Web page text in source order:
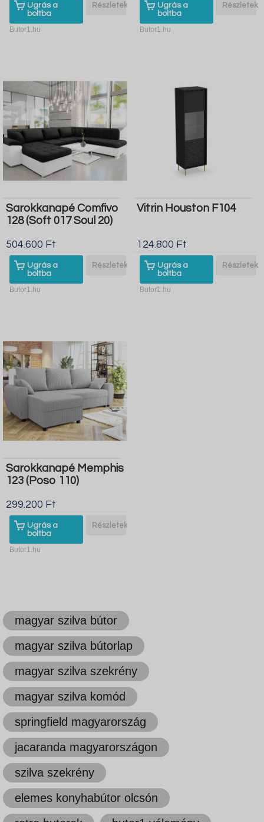
Ugrás a
boltba
Részletek
Butor1.hu
Ugrás a
boltba
Részletek
Butor1.hu
Sarokkanapé Comfivo
128 (Soft 017 Soul 20)
504.600 Ft
Ugrás a
boltba
Részletek
Butor1.hu
Vitrin Houston F104
124.800 Ft
Ugrás a
boltba
Részletek
Butor1.hu
Sarokkanapé Memphis
123 (Poso 110)
299.200 Ft
Ugrás a
boltba
Részletek
Butor1.hu
magyar szilva bútor
magyar szilva bútorlap
magyar szilva szekrény
magyar szilva komód
springfield magyarország
jacaranda magyarországon
szilva szekrény
elemes konyhabútor olcsón